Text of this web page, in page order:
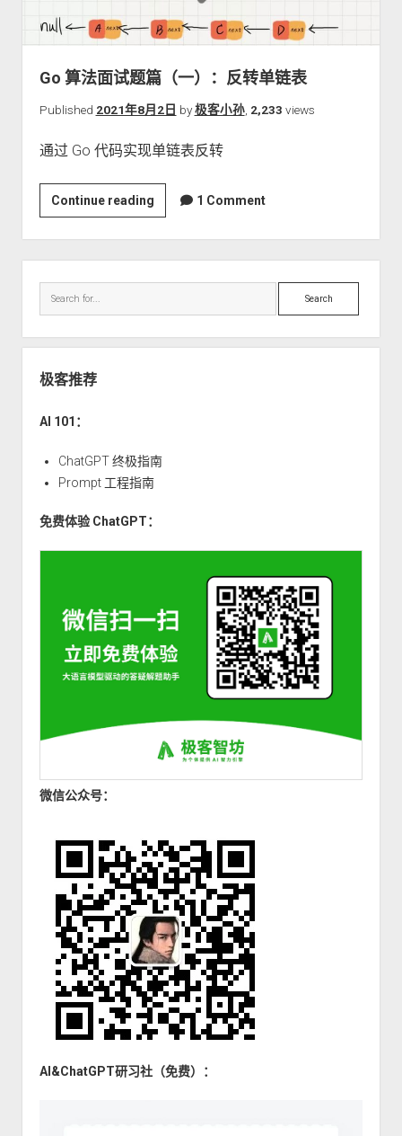
时
间
删
除
链
点
Go 算法面试题篇（一）：反转单链表
Published 2021年8月2日 by极客小孙, 2,233 views
通过 Go 代码实现单链表反转
Continue readingGo
算
法
面
试
（一）：
表
1 Comment
Search
极客推荐
AI 101：
ChatGPT 终极指南
Prompt 工程指南
免费体验 ChatGPT：
微信公众号：
AI&ChatGPT研习社（免费）：